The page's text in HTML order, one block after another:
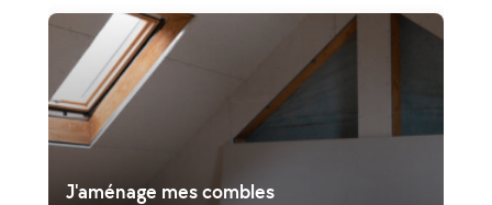
J'aménage mes combles